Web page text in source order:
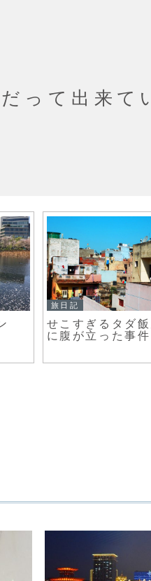
って出来て
旅日記
せこすぎるタダ飯
に腹が立った事件